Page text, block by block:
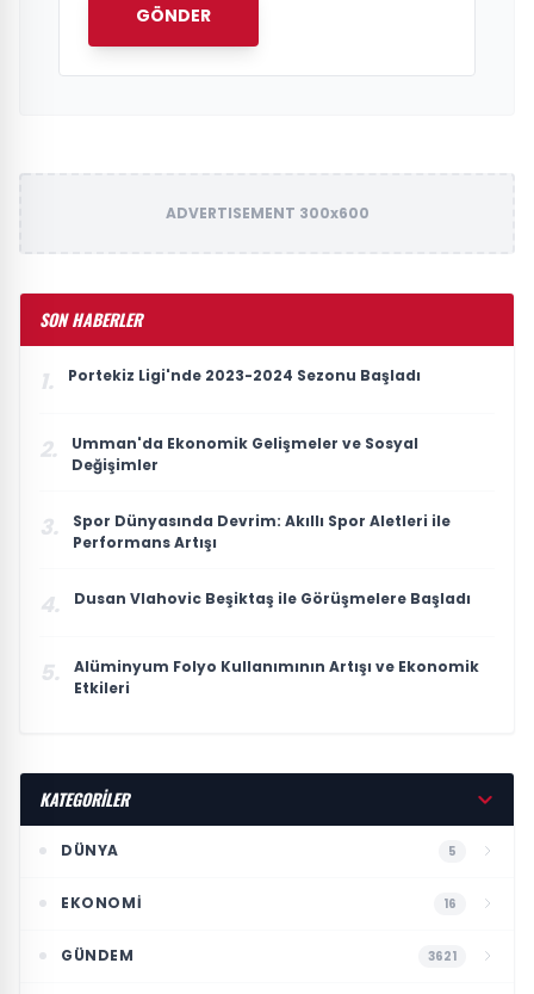
GÖNDER
ADVERTISEMENT 300x600
SON HABERLER
1. Portekiz Ligi'nde 2023-2024 Sezonu Başladı
2.
Umman'da Ekonomik Gelişmeler ve Sosyal
Değişimler
3.
Spor Dünyasında Devrim: Akıllı Spor Aletleri ile
Performans Artışı
4. Dusan Vlahovic Beşiktaş ile Görüşmelere Başladı
5.
Alüminyum Folyo Kullanımının Artışı ve Ekonomik
Etkileri
KATEGORİLER
DÜNYA 5
EKONOMI 16
GÜNDEM 3621